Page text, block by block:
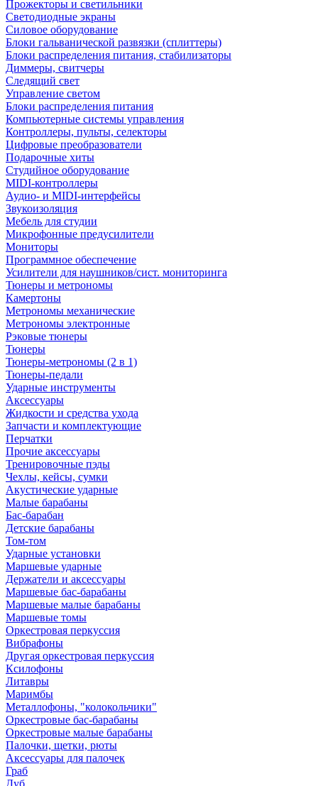
Прожекторы и светильники
Светодиодные экраны
Силовое оборудование
Блоки гальванической развязки (сплиттеры)
Блоки распределения питания, стабилизаторы
Диммеры, свитчеры
Следящий свет
Управление светом
Блоки распределения питания
Компьютерные системы управления
Контроллеры, пульты, селекторы
Цифровые преобразователи
Подарочные хиты
Студийное оборудование
MIDI-контроллеры
Аудио- и MIDI-интерфейсы
Звукоизоляция
Мебель для студии
Микрофонные предусилители
Мониторы
Программное обеспечение
Усилители для наушников/сист. мониторинга
Тюнеры и метрономы
Камертоны
Метрономы механические
Метрономы электронные
Рэковые тюнеры
Тюнеры
Тюнеры-метрономы (2 в 1)
Тюнеры-педали
Ударные инструменты
Аксессуары
Жидкости и средства ухода
Запчасти и комплектующие
Перчатки
Прочие аксессуары
Тренировочные пэды
Чехлы, кейсы, сумки
Акустические ударные
Mалые барабаны
Бас-барабан
Детские барабаны
Том-том
Ударные установки
Маршевые ударные
Держатели и аксессуары
Маршевые бас-барабаны
Маршевые малые барабаны
Маршевые томы
Оркестровая перкуссия
Вибрафоны
Другая оркестровая перкуссия
Ксилофоны
Литавры
Маримбы
Металлофоны, "колокольчики"
Оркестровые бас-барабаны
Оркестровые малые барабаны
Палочки, щетки, рюты
Аксессуары для палочек
Граб
Дуб